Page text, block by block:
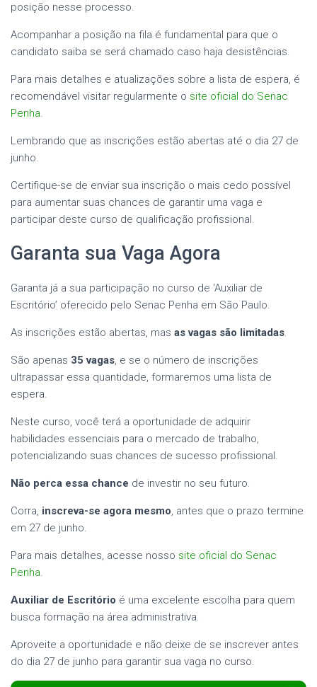
posição nesse processo.
Acompanhar a posição na fila é fundamental para que o
candidato saiba se será chamado caso haja desistências.
Para mais detalhes e atualizações sobre a lista de espera, é
recomendável visitar regularmente o site oficial do Senac
Penha.
Lembrando que as inscrições estão abertas até o dia 27 de
junho.
Certifique-se de enviar sua inscrição o mais cedo possível
para aumentar suas chances de garantir uma vaga e
participar deste curso de qualificação profissional.
Garanta sua Vaga Agora
Garanta já a sua participação no curso de ‘Auxiliar de
Escritório’ oferecido pelo Senac Penha em São Paulo.
As inscrições estão abertas, mas as vagas são limitadas.
São apenas 35 vagas, e se o número de inscrições
ultrapassar essa quantidade, formaremos uma lista de
espera.
Neste curso, você terá a oportunidade de adquirir
habilidades essenciais para o mercado de trabalho,
potencializando suas chances de sucesso profissional.
Não perca essa chance de investir no seu futuro.
Corra, inscreva-se agora mesmo, antes que o prazo termine
em 27 de junho.
Para mais detalhes, acesse nosso site oficial do Senac
Penha.
Auxiliar de Escritório é uma excelente escolha para quem
busca formação na área administrativa.
Aproveite a oportunidade e não deixe de se inscrever antes
do dia 27 de junho para garantir sua vaga no curso.